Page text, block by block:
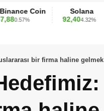
Coin
Solana
4.32%
bir firma haline gelmek